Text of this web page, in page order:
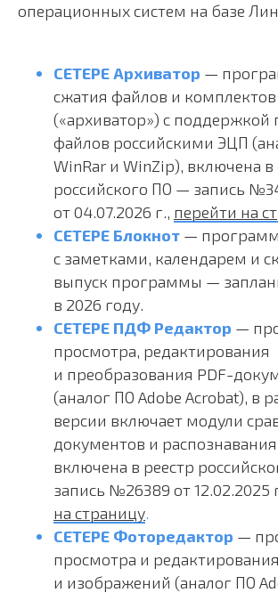
операционных систем на базе
СЕТЕРЕ Архиватор —
сжатия файлов и
(«архиватор») с поддержкой
файлов российскими ЭЦП
WinRar и WinZip), включена в
российского ПО — запись
от 04.07.2026 г., перейти на
СЕТЕРЕ Блокнот —
с заметками, календарем и
выпуск программы —
в 2026 году.
СЕТЕРЕ ПДФ Редактор —
просмотра, редактирования
и преобразования PDF-
(аналог ПО Adobe Acrobat), в
версии включает модули
документов и распознавания
включена в реестр
запись №26389 от 12.02.2025
на страницу.
СЕТЕРЕ Фоторедактор —
просмотра и
и изображений (аналог ПО